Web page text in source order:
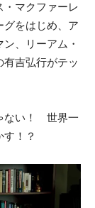
マクファーレ
グをはじめ、ア
、リーアム・
吉弘行がテッ
ない！ 世界一
！？